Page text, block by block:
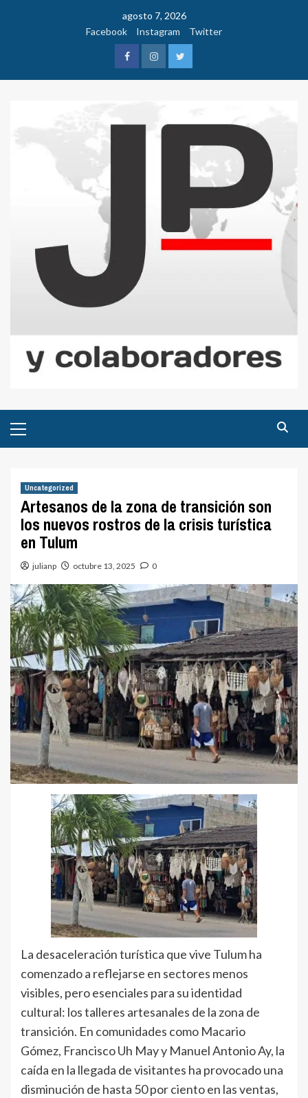
agosto 7, 2026
Facebook
Instagram Twitter
FacebookInstagramTwitter
principal
Uncategorized
Artesanos de la zona de transición son
los nuevos rostros de la crisis turística
en Tulum
julianp octubre 13, 2025 0
La desaceleración turística que vive Tulum ha
comenzado a reflejarse en sectores menos
visibles, pero esenciales para su identidad
cultural: los talleres artesanales de la zona de
transición. En comunidades como Macario
Gómez, Francisco Uh May y Manuel Antonio Ay, la
caída en la llegada de visitantes ha provocado una
disminución de hasta 50 por ciento en las ventas,